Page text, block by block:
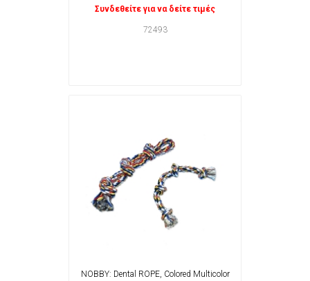
Συνδεθείτε για να δείτε τιμές
72493
NOBBY: Dental ROPE, Colored Multicolor